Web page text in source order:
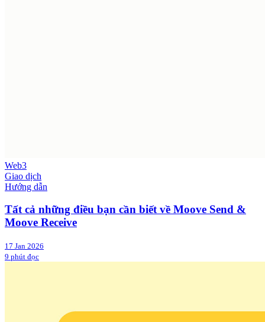
Web3
Giao dịch
Hướng dẫn
Tất cả những điều bạn cần biết về Moove Send &
Moove Receive
17 Jan 2026
9 phút đọc